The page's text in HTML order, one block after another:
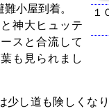
１
小屋到着。
神大ヒュッテ
スと合流して
も見られまし
し道も険しくな